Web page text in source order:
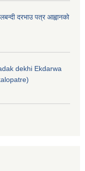
दरभाउ पत्र आह्वानको
dekhi Ekdarwa